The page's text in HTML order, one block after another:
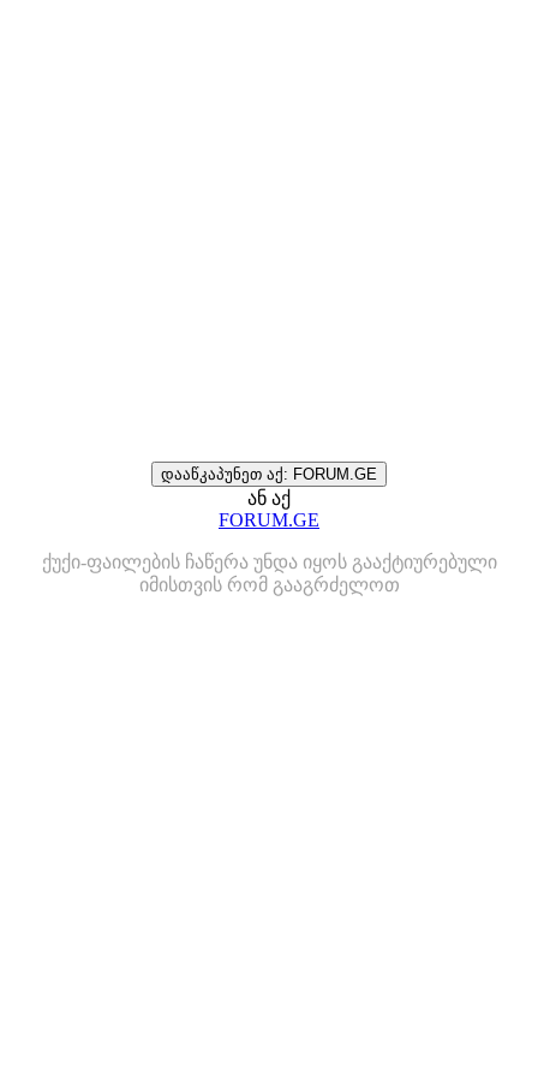
დააწკაპუნეთ აქ: FORUM.GE
ან აქ
FORUM.GE
ქუქი-ფაილების ჩაწერა უნდა იყოს გააქტიურებული
იმისთვის რომ გააგრძელოთ